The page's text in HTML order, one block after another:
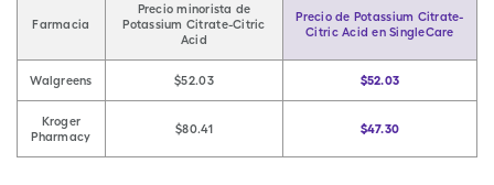
Farmacia
Precio minorista de
Potassium Citrate-Citric
Acid
Precio de Potassium Citrate-
Citric Acid en SingleCare
Walgreens $52.03 $52.03
Kroger
Pharmacy
$80.41 $47.30